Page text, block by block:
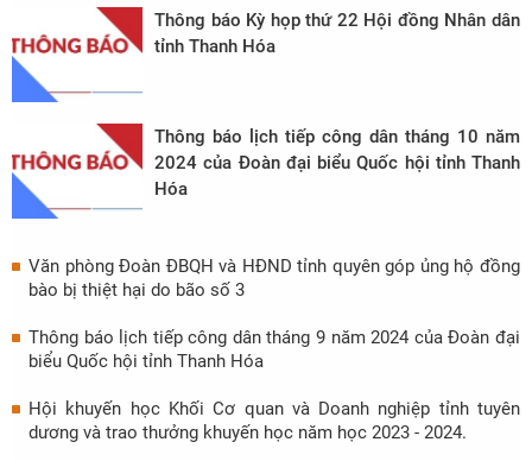
Thông báo Kỳ họp thứ 22 Hội đồng Nhân dân
tỉnh Thanh Hóa
Thông báo lịch tiếp công dân tháng 10 năm
2024 của Đoàn đại biểu Quốc hội tỉnh Thanh
Hóa
Văn phòng Đoàn ĐBQH và HĐND tỉnh quyên góp ủng hộ đồng
bào bị thiệt hại do bão số 3
Thông báo lịch tiếp công dân tháng 9 năm 2024 của Đoàn đại
biểu Quốc hội tỉnh Thanh Hóa
Hội khuyến học Khối Cơ quan và Doanh nghiệp tỉnh tuyên
dương và trao thưởng khuyến học năm học 2023 - 2024.